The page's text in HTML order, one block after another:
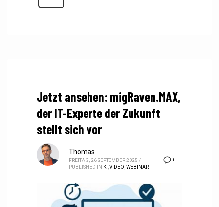
Jetzt ansehen: migRaven.MAX,
der IT-Experte der Zukunft
stellt sich vor
0
Thomas
FREITAG, 26 SEPTEMBER 2025 /
PUBLISHED IN KI VIDEO WEBINAR